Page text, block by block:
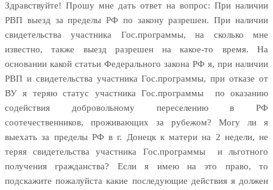
Здравствуйте! Прошу мне дать ответ на вопрос: При наличии
РВП выезд за пределы РФ по закону разрешен. При наличии
свидетельства участника Гос.программы, на сколько мне
известно, также выезд разрешен на какое-то время. На
основании какой статьи Федерального закона РФ я, при наличии
РВП и свидетельства участника Гос.программы, при отказе от
ВУ я теряю статус участника Гос.программы
по оказанию
содействия добровольному переселению в РФ
соотечественников, проживающих за рубежом? Могу ли я
выехать за пределы РФ в г. Донецк к матери на 2 недели, не
теряя свидетельства участника Гос.программы
и льготного
получения гражданства? Если я имею на это право, то
подскажите пожалуйста какие последующие действия я должен